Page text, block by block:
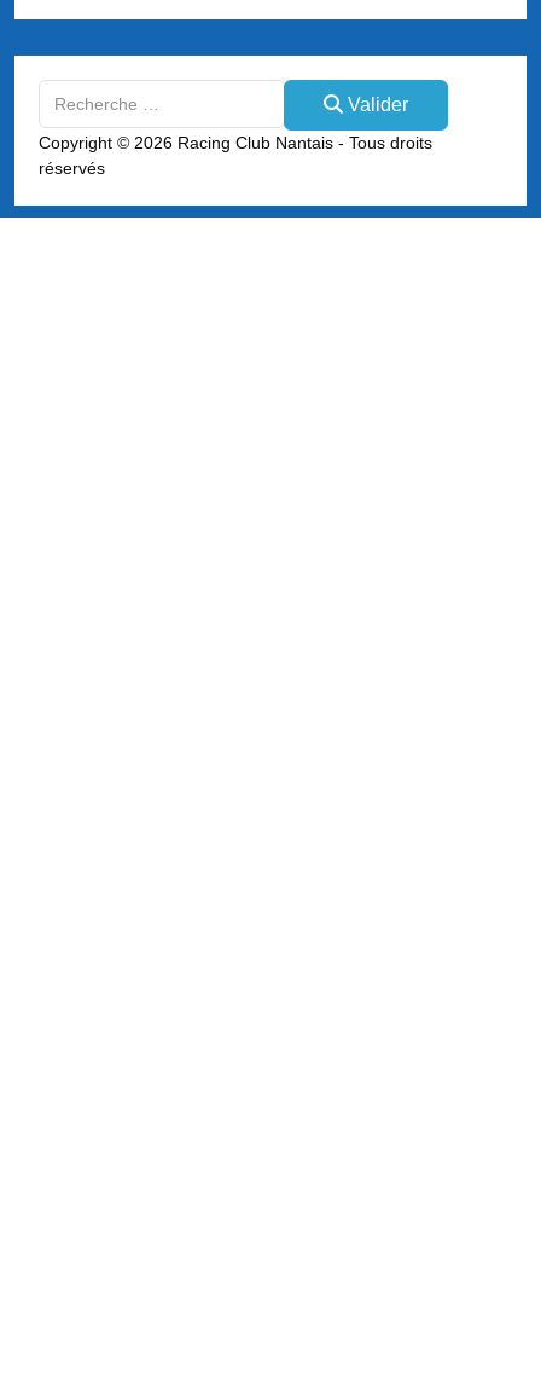
Type 2 or more characters for results.
Valider
Copyright © 2026 Racing Club Nantais - Tous droits
réservés